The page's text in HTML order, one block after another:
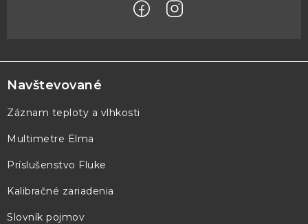
á
p
ä
e
Navštevované
Záznam teploty a vlhkosti
Multimetre Elma
Príslušenstvo Fluke
Kalibračné zariadenia
Slovník pojmov